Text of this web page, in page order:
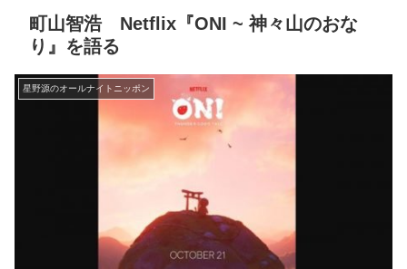
町山智浩 Netflix『ONI ~ 神々山のおな
り』を語る
星野源のオールナイトニッポン